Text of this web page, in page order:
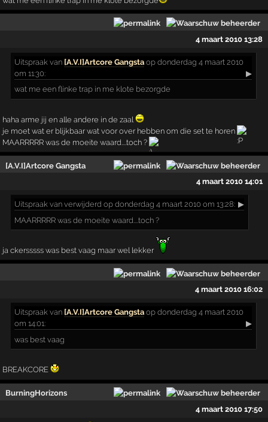
4 maart 2010 13:28
Uitspraak van [A.V.I]Artcore Gangsta op donderdag 4 maart 2010
om 11:30:
▶
wat me een flinke trap in me klote bezorgde
haha arme jij en alle andere in de zaal
je moet wat er blijkbaar wat voor over hebben om die set te horen
MAARRRRR was de moeite waard....toch ?
[A.V.I]Artcore Gangsta
4 maart 2010 14:01
Uitspraak van verwijderd op donderdag 4 maart 2010 om 13:28: ▶
MAARRRRR was de moeite waard....toch ?
ja ckersssss was best vaag maar wel lekker
4 maart 2010 16:02
Uitspraak van [A.V.I]Artcore Gangsta op donderdag 4 maart 2010
om 14:01:
▶
was best vaag
BREAKCORE
BurningHorizons
4 maart 2010 17:50